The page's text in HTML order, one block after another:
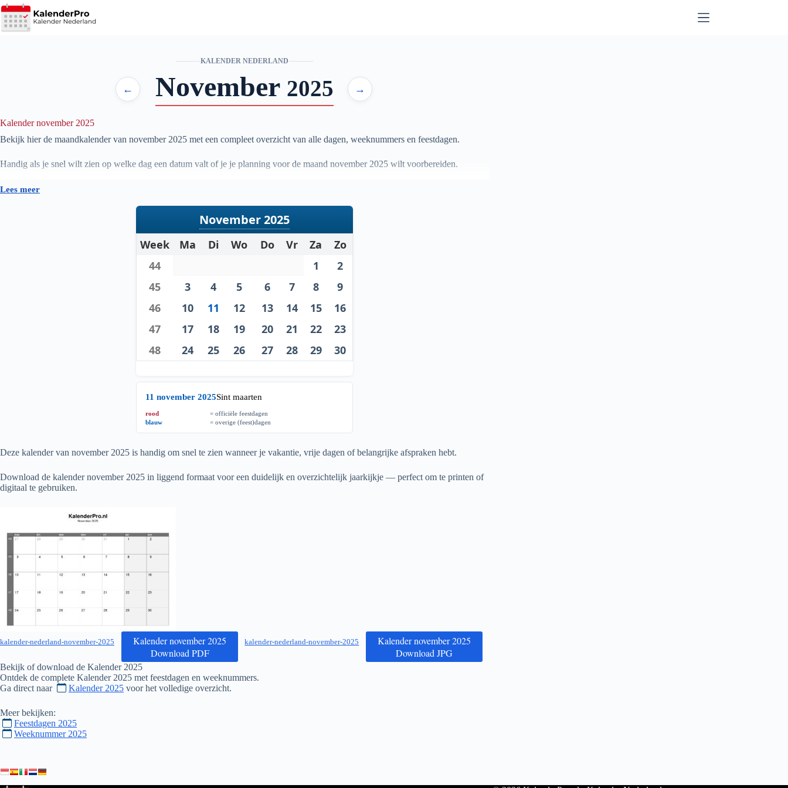
Ga
naar
de
KALENDER NEDERLAND
← November 2025 →
Kalender november 2025
Bekijk hier de maandkalender van november 2025 met een compleet overzicht van alle dagen, weeknummers en feestdagen.
Handig als je snel wilt zien op welke dag een datum valt of je je planning voor de maand november 2025 wilt voorbereiden.
Lees meer
November 2025
Week Ma Di Wo Do Vr Za
Zo
44
1
2
45
3 4 5 6 7 8
9
46
10 11 12 13 14 15
16
47
17 18 19 20 21 22
23
48
24 25 26 27 28 29 30
11 november 2025Sint maarten
rood
= officiële feestdagen
blauw
= overige (feest)dagen
Deze kalender van november 2025 is handig om snel te zien wanneer je vakantie, vrije dagen of belangrijke afspraken hebt.
Download de kalender november 2025 in liggend formaat voor een duidelijk en overzichtelijk jaarkijkje — perfect om te printen of
digitaal te gebruiken.
kalender-nederland-november-2025
Kalender november 2025
Download PDF
kalender-nederland-november-2025
Kalender november 2025
Download JPG
Bekijk of download de Kalender 2025
Ontdek de complete Kalender 2025 met feestdagen en weeknummers.
Ga direct naar
Kalender 2025 voor het volledige overzicht.
Meer bekijken:
Feestdagen 2025
Weeknummer 2025